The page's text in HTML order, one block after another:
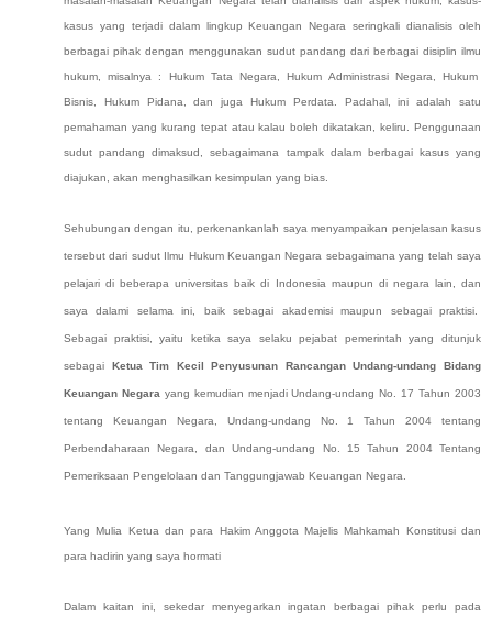
kasus yang terjadi dalam lingkup Keuangan Negara seringkali dianalisis oleh
berbagai pihak dengan menggunakan sudut pandang dari berbagai disiplin ilmu
hukum, misalnya : Hukum Tata Negara, Hukum Administrasi Negara, Hukum
Bisnis, Hukum Pidana, dan juga Hukum Perdata. Padahal, ini adalah satu
pemahaman yang kurang tepat atau kalau boleh dikatakan, keliru. Penggunaan
sudut pandang dimaksud, sebagaimana tampak dalam berbagai kasus yang
diajukan, akan menghasilkan kesimpulan yang bias.
Sehubungan dengan itu, perkenankanlah saya menyampaikan penjelasan kasus
tersebut dari sudut Ilmu Hukum Keuangan Negara sebagaimana yang telah saya
pelajari di beberapa universitas baik di Indonesia maupun di negara lain, dan
saya dalami selama ini, baik sebagai akademisi maupun sebagai praktisi.
Sebagai praktisi, yaitu ketika saya selaku pejabat pemerintah yang ditunjuk
sebagai Ketua Tim Kecil Penyusunan Rancangan Undang-undang Bidang
Keuangan Negara yang kemudian menjadiUndang-undang No. 17 Tahun 2003
tentang Keuangan Negara, Undang-undang No. 1 Tahun 2004 tentang
Perbendaharaan Negara , dan Undang-undang No. 15 Tahun 2004 Tentang
Pemeriksaan Pengelolaan dan Tanggungjawab Keuangan Negara
Yang Mulia Ketua dan para Hakim Anggota Majelis Mahkamah Konstitusi dan
para hadirin yang saya hormati
Dalam kaitan ini, sekedar menyegarkan ingatan berbagai pihak perlu pada